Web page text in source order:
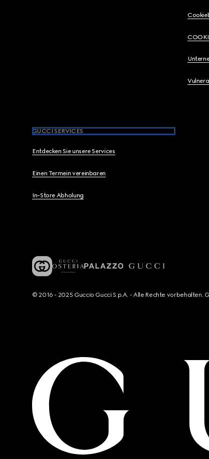
GUCCI SERVICES
Entdecken Sie unsere Services
Einen Termein vereinbaren
In-Store Abholung
© 2016 - 2025 Guccio Gucci S.p.A. - Alle Rechte vorbehalten.